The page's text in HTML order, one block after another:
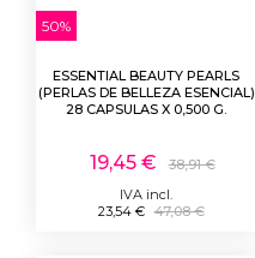
50%
ESSENTIAL BEAUTY PEARLS
(PERLAS DE BELLEZA ESENCIAL)
28 CAPSULAS X 0,500 G.
19,45 €
38,91 €
IVA incl.
23,54 € 47,08 €